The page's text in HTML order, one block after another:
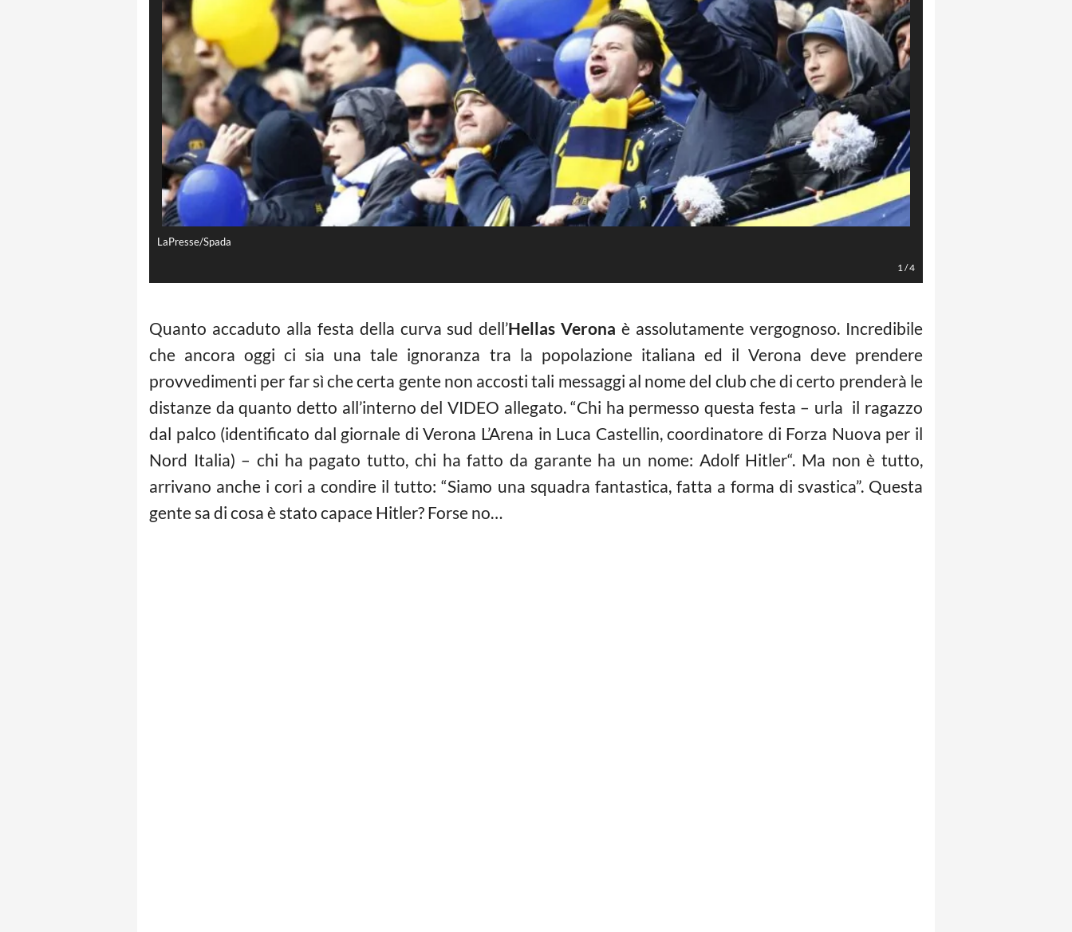
LaPresse/Spada
1/4
Quanto accaduto alla festa della curva sud dell’Hellas Verona è assolutamente vergognoso. Incredibile
che ancora oggi ci sia una tale ignoranza tra la popolazione italiana ed il Verona deve prendere
provvedimenti per far sì che certa gente non accosti tali messaggi al nome del club che di certo prenderà le
distanze da quanto detto all’interno del VIDEO allegato. “Chi ha permesso questa festa – urla il ragazzo
dal palco (identificato dal giornale di Verona L’Arena in Luca Castellin, coordinatore di Forza Nuova per il
Nord Italia) – chi ha pagato tutto, chi ha fatto da garante ha un nome: Adolf Hitler“. Ma non è tutto,
arrivano anche i cori a condire il tutto: “Siamo una squadra fantastica, fatta a forma di svastica”. Questa
gente sa di cosa è stato capace Hitler? Forse no…